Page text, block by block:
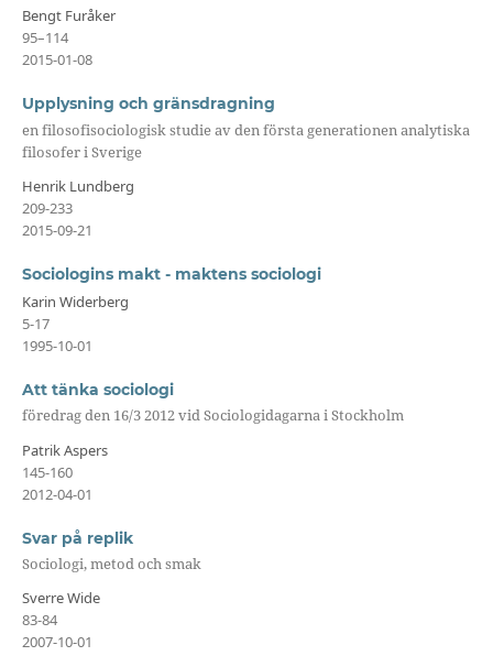
Bengt Furåker
95–114
2015-01-08
Upplysning och gränsdragning
en filosofisociologisk studie av den första generationen analytiska
filosofer i Sverige
Henrik Lundberg
209-233
2015-09-21
Sociologins makt - maktens sociologi
Karin Widerberg
5-17
1995-10-01
Att tänka sociologi
föredrag den 16/3 2012 vid Sociologidagarna i Stockholm
Patrik Aspers
145-160
2012-04-01
Svar på replik
Sociologi, metod och smak
Sverre Wide
83-84
2007-10-01